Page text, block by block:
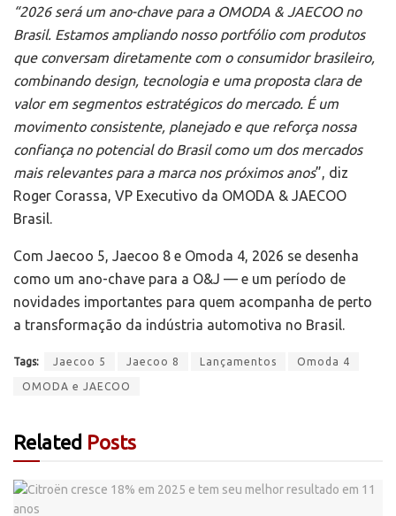
“2026 será um ano-chave para a OMODA & JAECOO no
Brasil. Estamos ampliando nosso portfólio com produtos
que conversam diretamente com o consumidor brasileiro,
combinando design, tecnologia e uma proposta clara de
valor em segmentos estratégicos do mercado. É um
movimento consistente, planejado e que reforça nossa
confiança no potencial do Brasil como um dos mercados
mais relevantes para a marca nos próximos anos”, diz
Roger Corassa, VP Executivo da OMODA & JAECOO
Brasil.
Com Jaecoo 5, Jaecoo 8 e Omoda 4, 2026 se desenha
como um ano-chave para a O&J — e um período de
novidades importantes para quem acompanha de perto
a transformação da indústria automotiva no Brasil.
Tags: Jaecoo 5 Jaecoo 8 Lançamentos Omoda 4
OMODA e JAECOO
Related Posts